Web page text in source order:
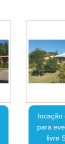
locação
para
livre